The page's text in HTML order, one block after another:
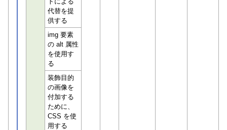
代替を提
供する
img 要素
の alt 属性
を使用す
る
装飾目的
の画像を
付加する
ために、
CSS を使
用する